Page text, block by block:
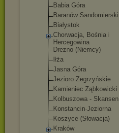
Babia Góra
Baranów Sandomierski
Białystok
Chorwacja, Bośnia i
Hercegowina
Drezno (Niemcy)
Iłża
Jasna Góra
Jezioro Zegrzyńskie
Kamieniec Ząbkowicki
Kolbuszowa - Skansen
Konstancin-Jeziorna
Koszyce (Słowacja)
Kraków